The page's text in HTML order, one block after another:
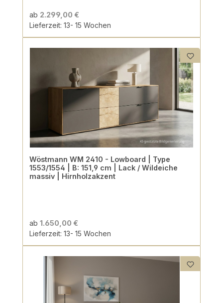
ab 2.299,00 €
Lieferzeit: 13- 15 Wochen
Wöstmann WM 2410 - Lowboard | Type
1553/1554 | B: 151,9 cm | Lack / Wildeiche
massiv | Hirnholzakzent
ab 1.650,00 €
Lieferzeit: 13- 15 Wochen